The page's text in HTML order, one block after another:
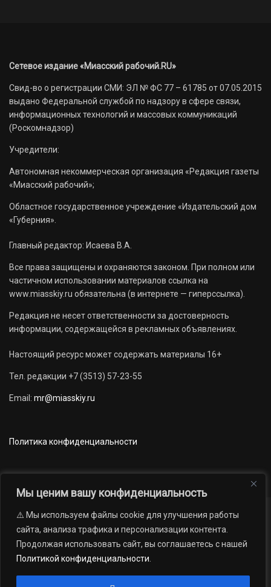
Мы ценим вашу конфиденциальность
⚠️ Мы используем файлы cookie для улучшения работы
сайта, анализа трафика и персонализации контента.
Продолжая использовать сайт, вы соглашаетесь с нашей
Политикой конфиденциальности
Сетевое издание «Миасский рабочий.RU»
Свид-во о регистрации СМИ: ЭЛ № ФС 77 – 61785 от 07.05.2015
выдано Федеральной службой по надзору в сфере связи,
информационных технологий и массовых коммуникаций
(Роскомнадзор)
Учредители:
Автономная некоммерческая организация «Редакция газеты
«Миасский рабочий»;
Областное государственное учреждение «Издательский дом
«Губерния».
Главный редактор: Исаева В.А.
Все права защищены и охраняются законом. При полном или
частичном использовании материалов ссылка на
www.miasskiy.ru обязательна (в интернете — гиперссылка).
Редакция не несет ответственности за достоверность
информации, содержащейся в рекламных объявлениях.
Настоящий ресурс может содержать материалы 16+
Тел. редакции +7 (3513) 57-23-55
Email: mr@miasskiy.ru
Политика конфиденциальности
Новости Наши проекты
Официально
АРХИВ
16+
газеты «Миасский рабочий»; Областное государственное учреждение
«Издательский дом «Губерния». Все права защищены.